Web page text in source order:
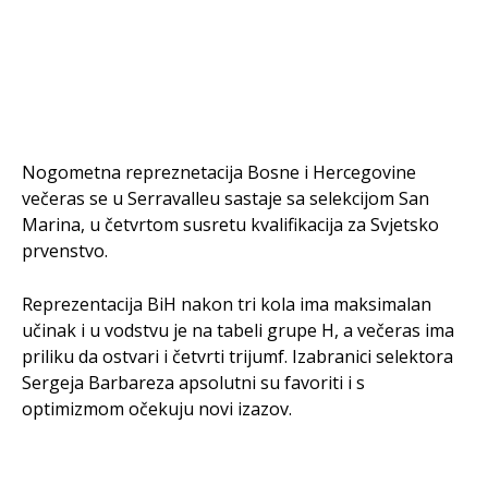
Nogometna repreznetacija Bosne i Hercegovine
večeras se u Serravalleu sastaje sa selekcijom San
Marina, u četvrtom susretu kvalifikacija za Svjetsko
prvenstvo.
Reprezentacija BiH nakon tri kola ima maksimalan
učinak i u vodstvu je na tabeli grupe H, a večeras ima
priliku da ostvari i četvrti trijumf. Izabranici selektora
Sergeja Barbareza apsolutni su favoriti i s
optimizmom očekuju novi izazov.